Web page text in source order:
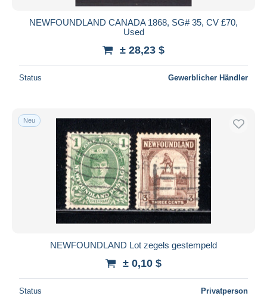
NEWFOUNDLAND CANADA 1868, SG# 35, CV £70,
Used
± 28,23 $
Status Gewerblicher Händler
Neu
NEWFOUNDLAND Lot zegels gestempeld
± 0,10 $
Status Privatperson